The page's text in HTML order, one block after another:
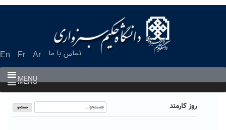
En Fr Ar تماس با ما
MENU
MENU
روز کارمند
جستجو
برای: